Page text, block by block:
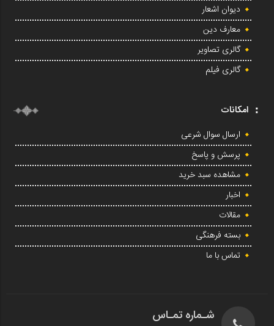
دیوان اشعار
معارف دین
گالری تصاویر
گالری فیلم
امکانات
ارسال سوال شرعی
پرسش و پاسخ
مشاهده سبد خرید
اخبار
مقالات
بسته فرهنگی
تماس با ما
شـماره تمـاس